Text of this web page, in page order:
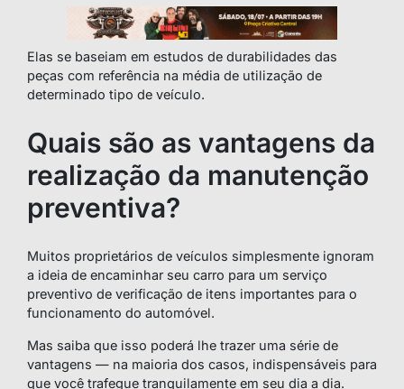
Elas se baseiam em estudos de durabilidades das
peças com referência na média de utilização de
determinado tipo de veículo.
Quais são as vantagens da
realização da manutenção
preventiva?
Muitos proprietários de veículos simplesmente ignoram
a ideia de encaminhar seu carro para um serviço
preventivo de verificação de itens importantes para o
funcionamento do automóvel.
Mas saiba que isso poderá lhe trazer uma série de
vantagens — na maioria dos casos, indispensáveis para
que você trafegue tranquilamente em seu dia a dia.